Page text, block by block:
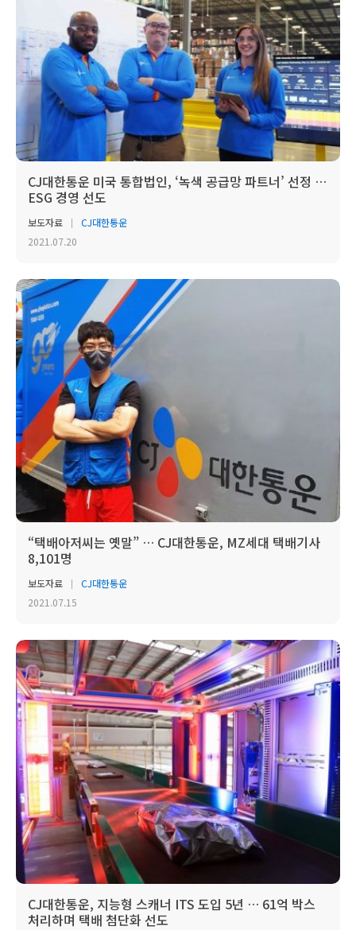
CJ대한통운 미국 통합법인, ‘녹색 공급망 파트너’ 선정 …
ESG 경영 선도
보도자료
CJ대한통운
2021.07.20
“택배아저씨는 옛말” … CJ대한통운, MZ세대 택배기사
8,101명
보도자료
CJ대한통운
2021.07.15
CJ대한통운, 지능형 스캐너 ITS 도입 5년 … 61억 박스
처리하며 택배 첨단화 선도